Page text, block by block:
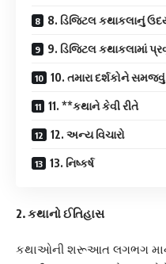
8. ડિજિટલ કથાકલાનું
9. ડિજિટલ કથાકલામાં
10. તમારા દર્શકોને સમજવું
11. **કથાને કેવી રીતે
12. અન્ય વિચારો
13. નિષ્કર્ષ
2.કથાનો ઈતિહાસ
કથાઓની શરૂઆત લગભગ